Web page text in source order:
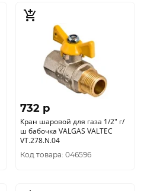
732 p
Кран шаровой для газа 1/2" г/
ш бабочка VALGAS VALTEC
VT.278.N.04
Код товара: 046596